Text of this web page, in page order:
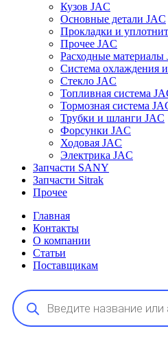
Кузов JAC
Основные детали JAC
Прокладки и
Прочее JAC
Расходные материалы
Система охлаждения
Стекло JAC
Топливная система
Тормозная система
Трубки и шланги JAC
Форсунки JAC
Ходовая JAC
Электрика JAC
Запчасти SANY
Запчасти Sitrak
Прочее
Главная
Контакты
О компании
Статьи
Поставщикам
Поиск
товаров